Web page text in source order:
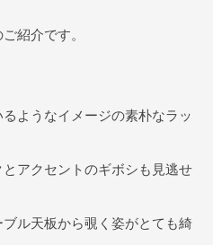
紹介です。
ようなイメージの素朴なラッ
アクセントのギボシも見逃せ
ル天板から覗く姿がとても綺